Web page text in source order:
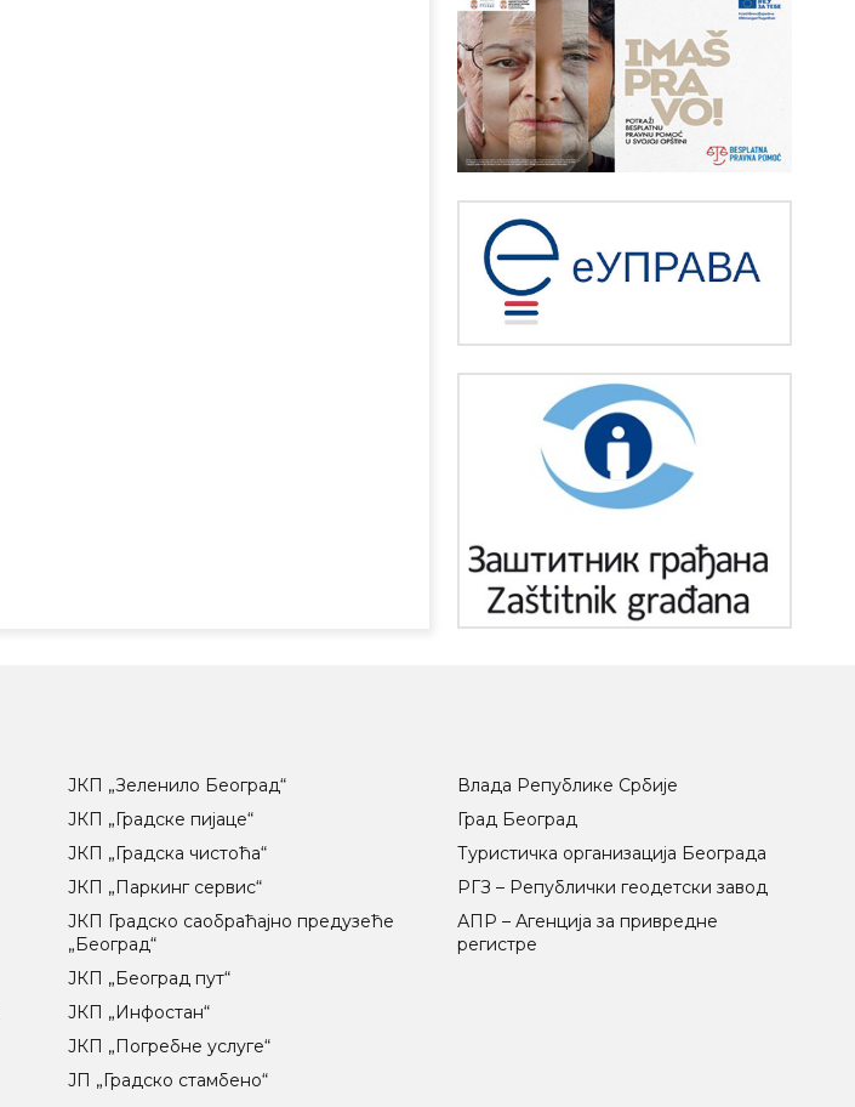
ЈКП „Зеленило Београд“
ЈКП „Градске пијаце“
ЈКП „Градска чистоћа“
ЈКП „Паркинг сервис“
ЈКП Градско саобраћајно предузеће
„Београд“
ЈКП „Београд пут“
ЈКП „Инфостан“
ЈКП „Погребне услуге“
ЈП „Градско стамбено“
Влада Републике Србије
Град Београд
Туристичка организација Београда
РГЗ – Републички геодетски завод
АПР – Агенција за привредне
регистре